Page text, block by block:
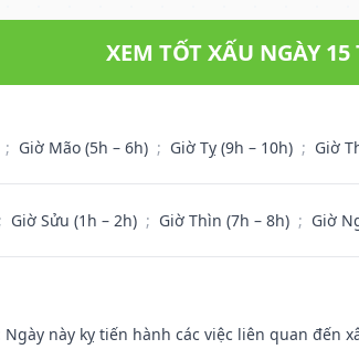
XEM TỐT XẤU NGÀY
; Giờ Mão (5h – 6h) ; Giờ Tỵ (9h – 10h) ; Giờ
; Giờ Sửu (1h – 2h) ; Giờ Thìn (7h – 8h) ; Giờ
Ngày này kỵ tiến hành các việc liên quan đến